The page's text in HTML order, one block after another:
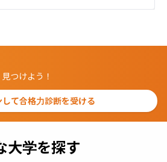
つけよう！
して合格力診断を受ける
大学を探す